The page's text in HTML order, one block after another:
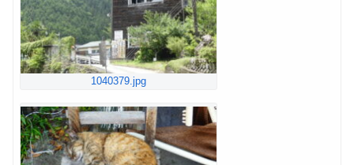
1040379.jpg